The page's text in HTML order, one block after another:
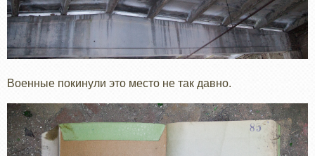
Военные покинули это место не так давно.